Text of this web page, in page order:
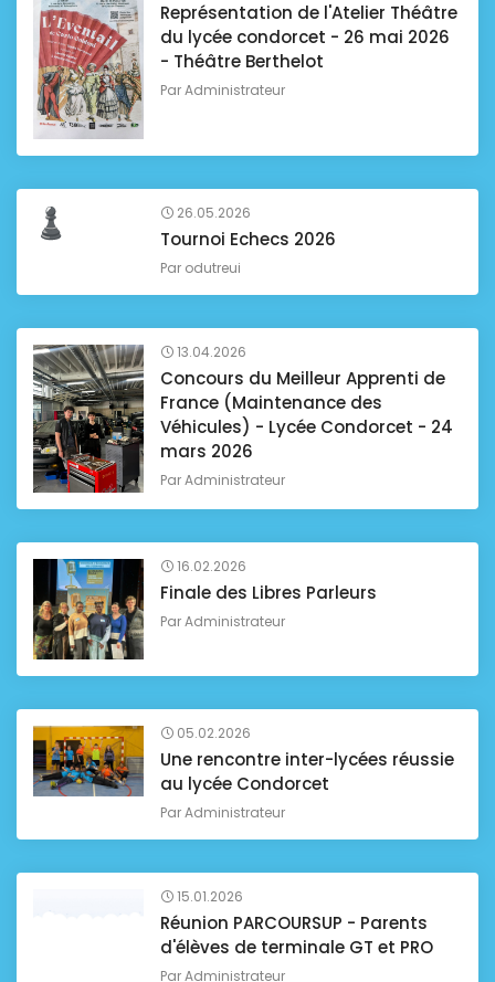
Représentation de l'Atelier Théâtre
du lycée condorcet - 26 mai 2026
- Théâtre Berthelot
ParAdministrateur
26.05.2026
Tournoi Echecs 2026
Par odutreui
13.04.2026
Concours du Meilleur Apprenti de
France (Maintenance des
Véhicules) - Lycée Condorcet - 24
mars 2026
ParAdministrateur
16.02.2026
Finale des Libres Parleurs
ParAdministrateur
05.02.2026
Une rencontre inter-lycées réussie
au lycée Condorcet
ParAdministrateur
15.01.2026
Réunion PARCOURSUP - Parents
d'élèves de terminale GT et PRO
ParAdministrateur